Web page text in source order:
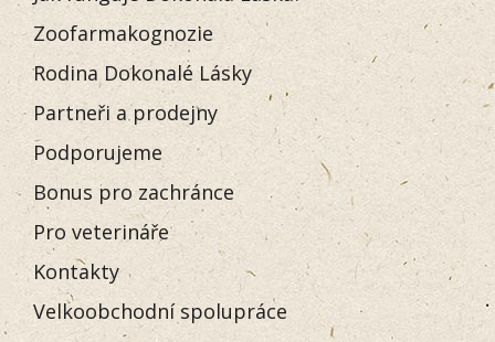
Zoofarmakognozie
Rodina Dokonalé Lásky
Partneři a prodejny
Podporujeme
Bonus pro zachránce
Pro veterináře
Kontakty
Velkoobchodní spolupráce